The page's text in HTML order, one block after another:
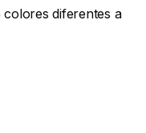
diferentes a